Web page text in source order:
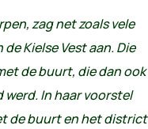
zag net zoals vele
Kielse Vest aan. Die
de buurt, die dan ook
In haar voorstel
de buurt en het district